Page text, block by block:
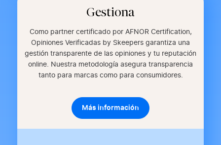
Gestiona
Como partner certificado por AFNOR Certification,
Opiniones Verificadas by Skeepers garantiza una
gestión transparente de las opiniones y tu reputación
online. Nuestra metodología asegura transparencia
tanto para marcas como para consumidores.
Más información